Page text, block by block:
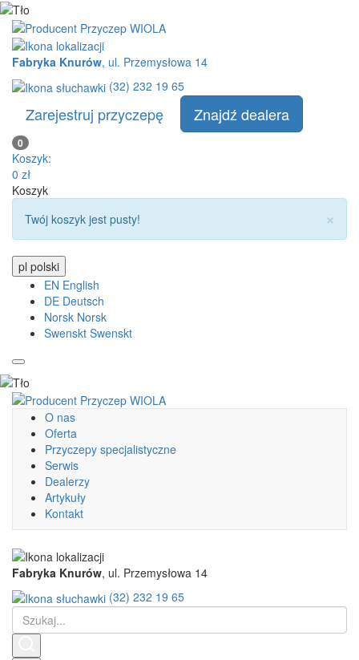
Fabryka Knurów, ul. Przemysłowa 14
(32) 232 19 65
Zarejestruj przyczepę Znajdź dealera
0
Koszyk:
0 zł
Koszyk
info:
Twój koszyk jest pusty! ×
pl polski
EN English
DE Deutsch
Norsk Norsk
Swenskt Swenskt
O nas
Oferta
Przyczepy specjalistyczne
Serwis
Dealerzy
Artykuły
Kontakt
Fabryka Knurów, ul. Przemysłowa 14
(32) 232 19 65